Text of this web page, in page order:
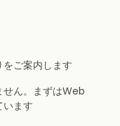
をご案内します
せん。まずはWeb
います